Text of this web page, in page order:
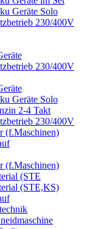
Geräte Solo
230/400V
230/400V
Geräte Solo
2-4 Takt
230/400V
(f.Maschinen)
(f.Maschinen)
(STE
(STE,KS)